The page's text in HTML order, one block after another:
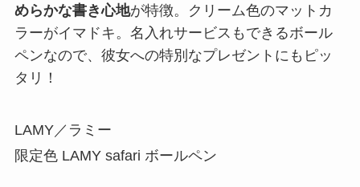
めらかな書き心地が特徴。クリーム色のマットカ
ラーがイマドキ。名入れサービスもできるボール
ペンなので、彼女への特別なプレゼントにもピッ
タリ！
LAMY／ラミー
限定色 LAMY safari ボールペン